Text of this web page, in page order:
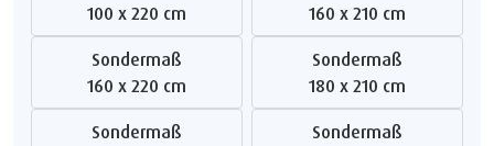
100 x 220 cm
160 x 210 cm
Sondermaß
160 x 220 cm
Sondermaß
180 x 210 cm
Sondermaß
Sondermaß